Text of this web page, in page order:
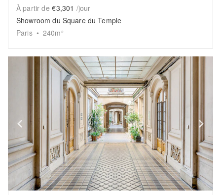
À partir de €3,301 /jour
Showroom du Square du Temple
Paris • 240m²
Show previous slide